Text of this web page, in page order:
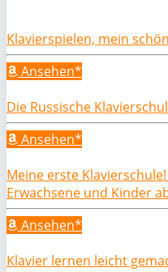
Klavierspielen, mein
Ansehen*
Die Russische
Ansehen*
Meine erste
Erwachsene und Kinder
Ansehen*
Klavier lernen leicht